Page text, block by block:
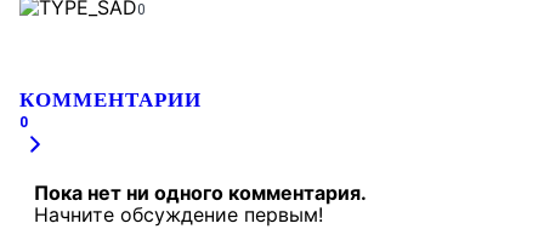
0
КОММЕНТАРИИ
0
Пока нет ни одного комментария.
Начните обсуждение первым!